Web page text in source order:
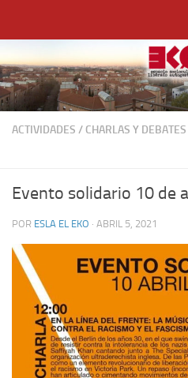
ACTIVIDADES / CHARLAS Y DEBATES
Evento solidario 10 de
POR ESLA EL EKO · ABRIL 5, 2021